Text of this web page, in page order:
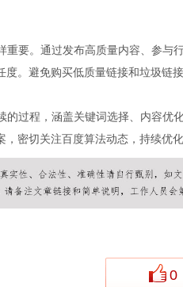
重要。通过发布高质量内容、参
度。避免购买低质量链接和垃圾链
的过程，涵盖关键词选择、内容
，密切关注百度算法动态，持续优
0